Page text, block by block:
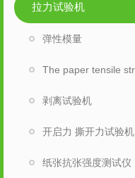
拉力试验机
弹性模量
剥离试验机
开启力 撕开力试验机
纸张抗张强度测试仪